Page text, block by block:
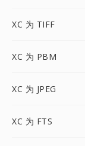
XC 为 TIFF
XC 为 PBM
XC 为 JPEG
XC 为 FTS